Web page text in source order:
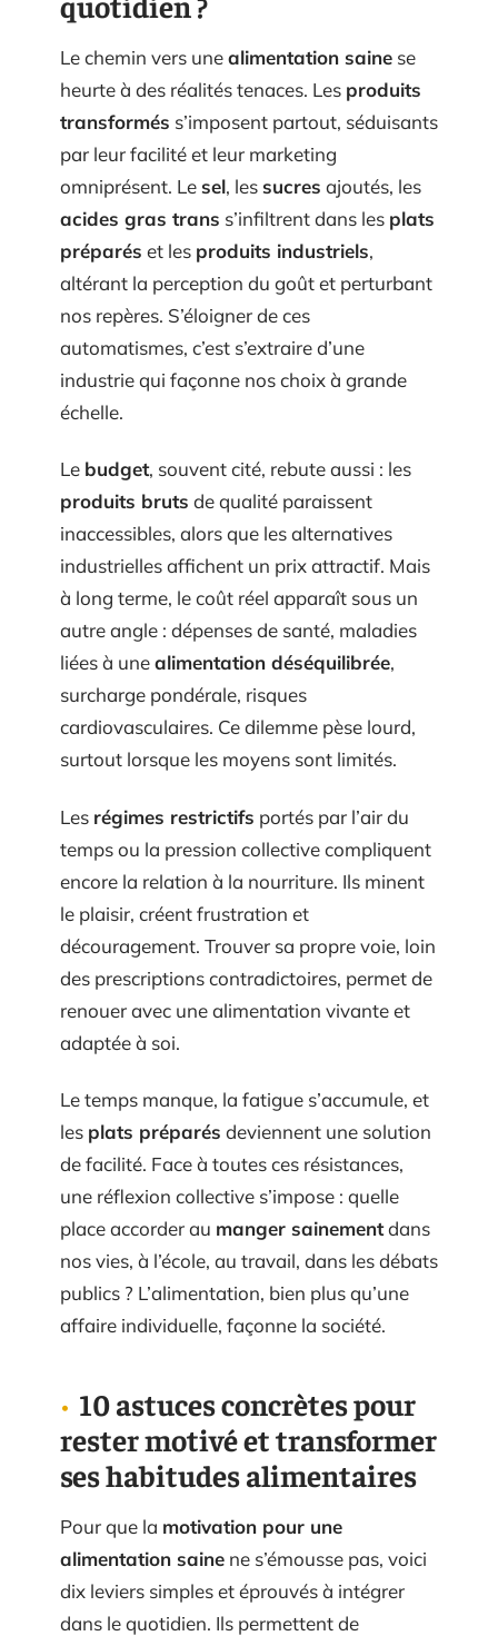
Le chemin vers unealimentation saine se
heurte à des réalités tenaces. Les produits
transformés s’imposent partout, séduisants
par leur facilité et leur marketing
omniprésent. Lesel, lessucres ajoutés, les
acides gras trans s’infiltrent dans les plats
préparés et les produits industriels,
altérant la perception du goût et perturbant
nos repères. S’éloigner de ces
automatismes, c’est s’extraire d’une
industrie qui façonne nos choix à grande
échelle.
Le budget, souvent cité, rebute aussi : les
produits bruts de qualité paraissent
inaccessibles, alors que les alternatives
industrielles affichent un prix attractif. Mais
à long terme, le coût réel apparaît sous un
autre angle : dépenses de santé, maladies
liées à unealimentation déséquilibrée,
surcharge pondérale, risques
cardiovasculaires. Ce dilemme pèse lourd,
surtout lorsque les moyens sont limités.
Les régimes restrictifs portés par l’air du
temps ou la pression collective compliquent
encore la relation à la nourriture. Ils minent
le plaisir, créent frustration et
découragement. Trouver sa propre voie, loin
des prescriptions contradictoires, permet de
renouer avec une alimentation vivante et
adaptée à soi.
Le temps manque, la fatigue s’accumule, et
les plats préparés deviennent une solution
de facilité. Face à toutes ces résistances,
une réflexion collective s’impose : quelle
place accorder au manger sainementdans
nos vies, à l’école, au travail, dans les débats
publics ? L’alimentation, bien plus qu’une
affaire individuelle, façonne la société.
10 astuces concrètes pour
rester motivé et transformer
ses habitudes alimentaires
Pour que la motivation pour une
alimentation saine ne s’émousse pas, voici
dix leviers simples et éprouvés à intégrer
dans le quotidien. Ils permettent de